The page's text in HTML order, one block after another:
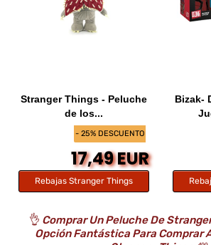
- 25% DESCUENTO
Stranger Things - Peluche
de los...
17,49 EUR
Rebajas Stranger Things
Bizak-
👌 Comprar Un Peluche De
Opción Fantástica Para Comprar